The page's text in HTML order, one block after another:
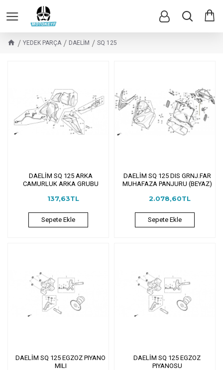
YEDEK PARÇA DAELİM SQ 125
DAELİM SQ 125 ARKA
CAMURLUK ARKA GRUBU
137,63TL
Sepete Ekle
DAELİM SQ 125 DIS GRNJ.FAR
MUHAFAZA PANJURU (BEYAZ)
2.078,60TL
Sepete Ekle
DAELİM SQ 125 EGZOZ PIYANO
MILI
DAELİM SQ 125 EGZOZ
PIYANOSU